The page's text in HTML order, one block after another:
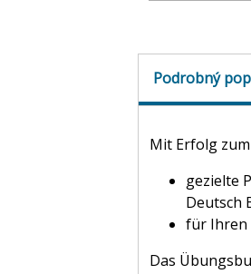
Podrobný
Mit Erfolg
gezielte
Deutsch
für Ihren
Das